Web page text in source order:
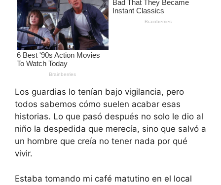
Los guardias lo tenían bajo vigilancia, pero
todos sabemos cómo suelen acabar esas
historias. Lo que pasó después no solo le dio al
niño la despedida que merecía, sino que salvó a
un hombre que creía no tener nada por qué
vivir.
Estaba tomando mi café matutino en el local